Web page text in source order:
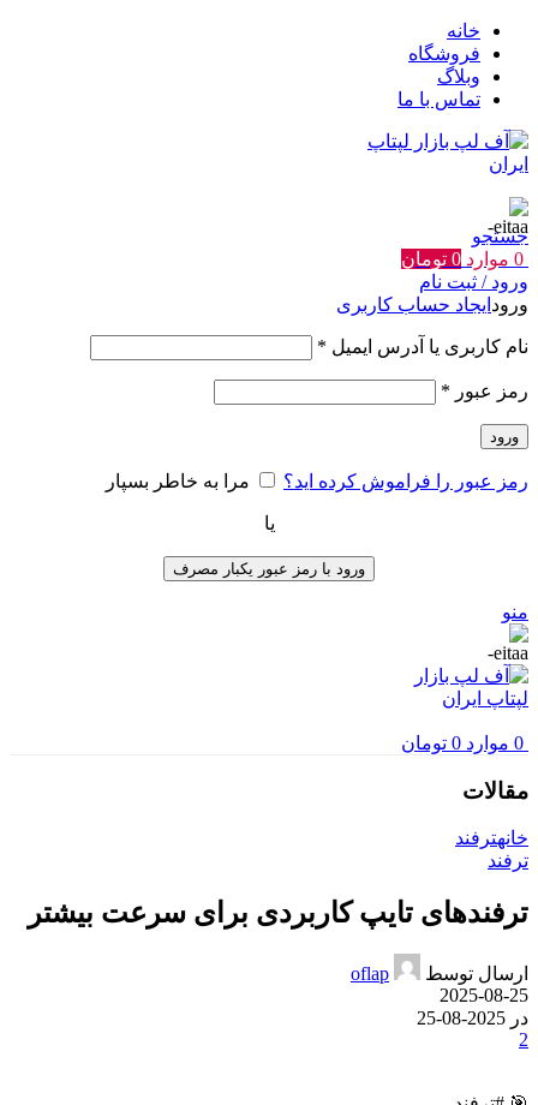
خانه
فروشگاه
وبلاگ
تماس با ما
جستجو
0 موارد 0 تومان
ورود / ثبت نام
ورود ایجاد حساب کاربری
نام کاربری یا آدرس ایمیل *
رمز عبور *
ورود
رمز عبور را فراموش کرده اید؟ مرا به خاطر بسپار
یا
ورود با رمز عبور یکبار مصرف
منو
0 موارد 0 تومان
مقالات
خانهترفند
ترفند
ترفندهای تایپ کاربردی برای سرعت بیشتر
ارسال توسط
oflap
2025-08-25
در 2025-08-25
2